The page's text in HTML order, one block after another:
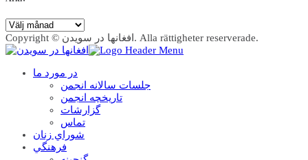
Arkiv
Copyright © افغانها در سویدن. Alla rättigheter reserverade.
در مورد ما
جلسات سالانه انجمن
تاریخچه انجمن
گزارشات
تماس
شوراي زنان
فرهنگي